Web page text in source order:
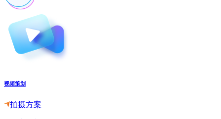
视频策划
拍摄方案